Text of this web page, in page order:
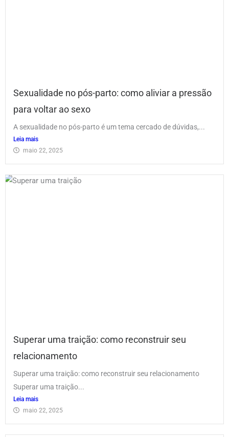
Sexualidade no pós-parto: como aliviar a pressão
para voltar ao sexo
A sexualidade no pós-parto é um tema cercado de dúvidas,...
Leia mais
maio 22, 2025
Superar uma traição: como reconstruir seu
relacionamento
Superar uma traição: como reconstruir seu relacionamento
Superar uma traição...
Leia mais
maio 22, 2025